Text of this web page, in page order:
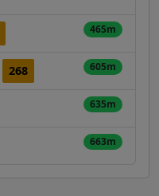
465m
268 605m
635m
663m